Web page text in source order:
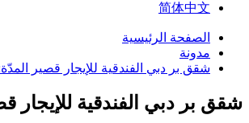
简体中文
الصفحة الرئيسية
مدونة
شقق بر دبي الفندقية للإيجار قصير
شقق بر دبي الفندقية للإيجار